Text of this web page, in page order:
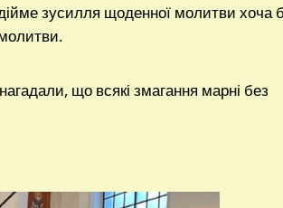
зусилля щоденної молитви хоча
що всякі змагання марні без